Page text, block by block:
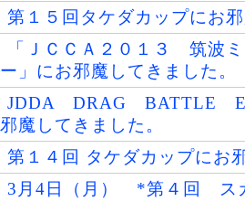
第１５回タケダカップにお
「ＪＣＣＡ２０１３ 筑波
ー」にお邪魔してきました。
JDDA DRAG BATTLE
邪魔してきました。
第１４回 タケダカップにお
3月4日（月） *第４回 ス